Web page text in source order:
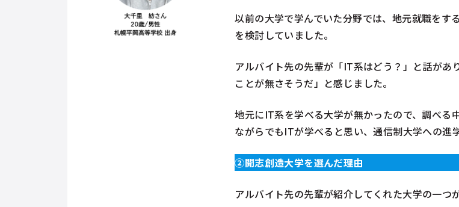
以前の大学で学んでいた分野では、地元就職をす
を検討していました。
アルバイト先の先輩が「IT系はどう？」と話が
ことが無さそうだ」と感じました。
地元にIT系を学べる大学が無かったので、調べる
ながらでもITが学べると思い、通信制大学への進
②開志創造大学を選んだ理由
アルバイト先の先輩が紹介してくれた大学の一つ